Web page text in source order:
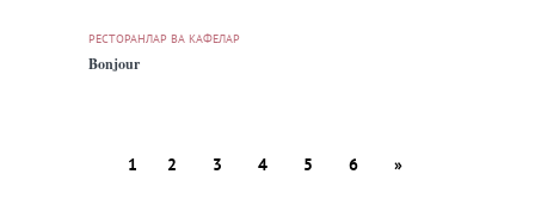
РЕСТОРАНЛАР ВА КАФЕЛАР
Bonjour
1 2 3 4 5 6 »